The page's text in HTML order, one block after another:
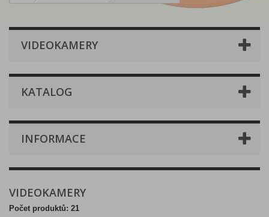
VIDEOKAMERY
KATALOG
INFORMACE
VIDEOKAMERY
Počet produktů: 21